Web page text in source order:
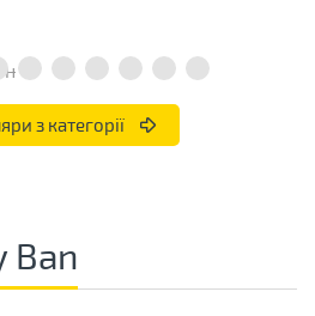
з категорії
Ban